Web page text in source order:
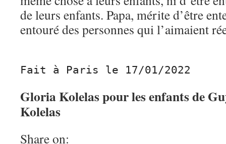
de leurs enfants. Papa, mérite d’être
entouré des personnes qui l’aimaient
Fait à Paris le 17/01/2022
Gloria Kolelas pour les enfants de
Kolelas
Share on: